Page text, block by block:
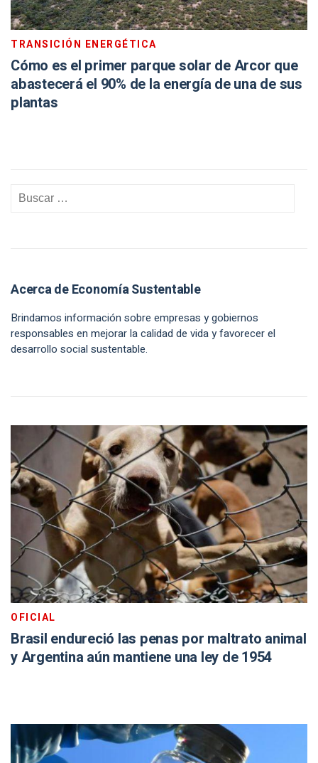
TRANSICIÓN ENERGÉTICA
Cómo es el primer parque solar de Arcor que
abastecerá el 90% de la energía de una de sus
plantas
Acerca de Economía Sustentable
Brindamos información sobre empresas y gobiernos
responsables en mejorar la calidad de vida y favorecer el
desarrollo social sustentable.
OFICIAL
Brasil endureció las penas por maltrato animal
y Argentina aún mantiene una ley de 1954